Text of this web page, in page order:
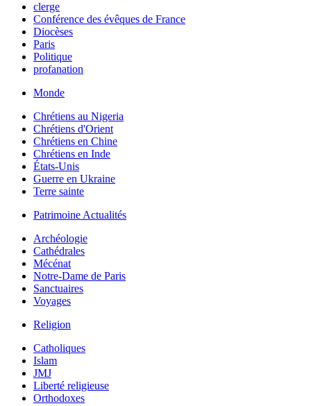
clerge
Conférence des évêques de France
Diocèses
Paris
Politique
profanation
Monde
Chrétiens au Nigeria
Chrétiens d'Orient
Chrétiens en Chine
Chrétiens en Inde
États-Unis
Guerre en Ukraine
Terre sainte
Patrimoine Actualités
Archéologie
Cathédrales
Mécénat
Notre-Dame de Paris
Sanctuaires
Voyages
Religion
Catholiques
Islam
JMJ
Liberté religieuse
Orthodoxes